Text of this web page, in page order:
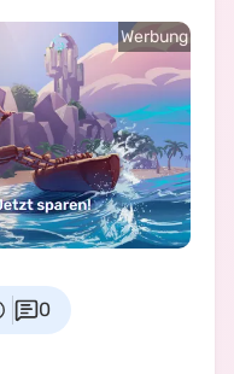
Werbung
0